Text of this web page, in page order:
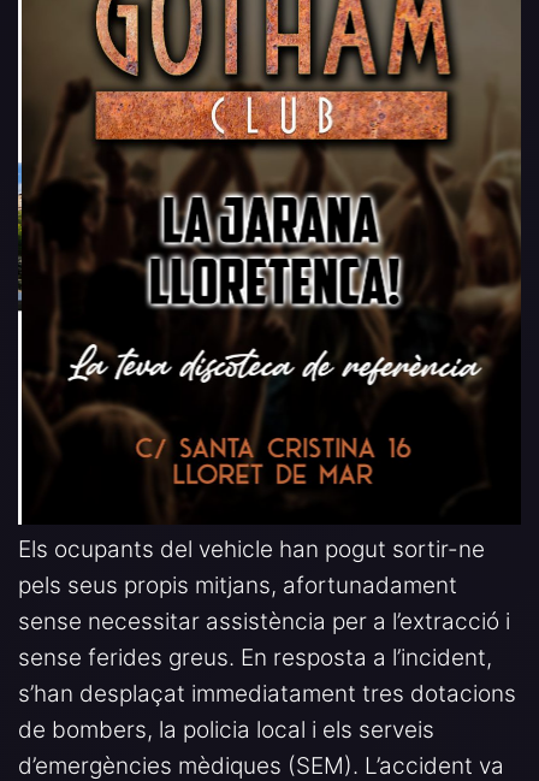
Els ocupants del vehicle han pogut sortir-ne
pels seus propis mitjans, afortunadament
sense necessitar assistència per a l’extracció i
sense ferides greus. En resposta a l’incident,
s’han desplaçat immediatament tres dotacions
de bombers, la policia local i els serveis
d’emergències mèdiques (SEM). L’accident va